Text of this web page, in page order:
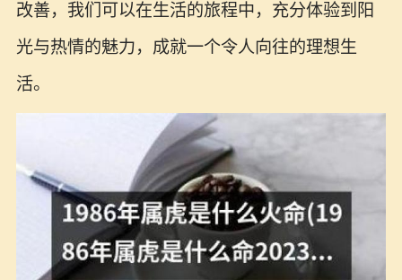
改善，我们可以在生活的旅程中，充分体验到阳
光与热情的魅力，成就一个令人向往的理想生
活。